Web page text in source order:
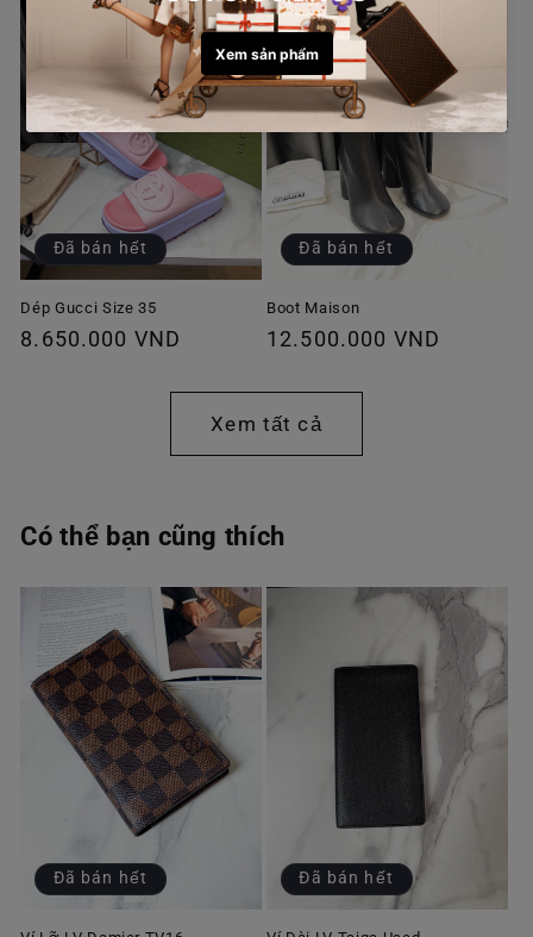
Đã bán hết
Dép Gucci Size 35
Giá
8.650.000 VND
Đã bán hết
Boot Maison
Giá
thường
12.500.000 VND
Xem tất cả
Có thể bạn cũng thích
Đã bán hết Đã bán hết